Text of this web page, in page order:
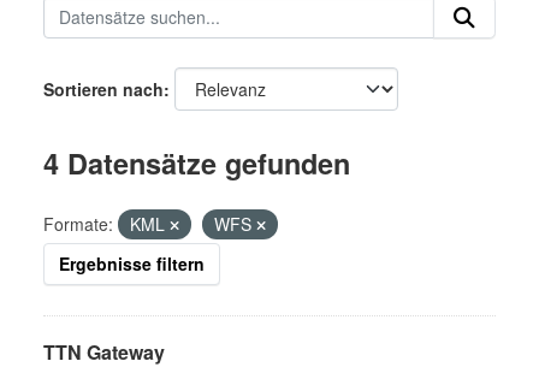
Sortieren nach
4 Datensätze gefunden
Formate: KML
WFS
Ergebnisse filtern
TTN Gateway